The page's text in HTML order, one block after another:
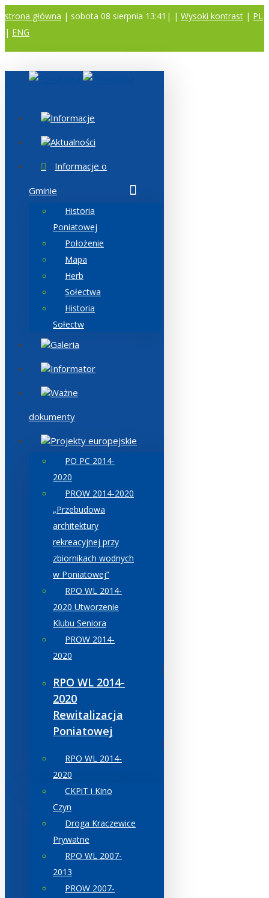
strona główna | sobota 08 sierpnia 13:41| | Wysoki kontrast | PL
| ENG
Informacje
Aktualności
Informacje o
Gminie
Historia
Poniatowej
Położenie
Mapa
Herb
Sołectwa
Historia
Sołectw
Galeria
Informator
Ważne
dokumenty
Projekty europejskie
PO PC 2014-
2020
PROW 2014-2020
„Przebudowa
architektury
rekreacyjnej przy
zbiornikach wodnych
w Poniatowej”
RPO WL 2014-
2020 Utworzenie
Klubu Seniora
PROW 2014-
2020
RPO WL 2014-
2020
Rewitalizacja
Poniatowej
RPO WL 2014-
2020
CKPiT i Kino
Czyn
Droga Kraczewice
Prywatne
RPO WL 2007-
2013
PROW 2007-